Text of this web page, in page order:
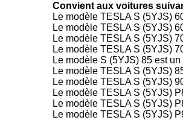
Convient aux voitures
Le modèle TESLA S (5YJS)
Le modèle TESLA S (5YJS)
Le modèle TESLA S (5YJS)
Le modèle TESLA S (5YJS)
Le modèle S (5YJS) 85 est
Le modèle TESLA S (5YJS)
Le modèle TESLA S (5YJS)
Le modèle TESLA S (5YJS)
Le modèle TESLA S (5YJS)
Le modèle TESLA S (5YJS)